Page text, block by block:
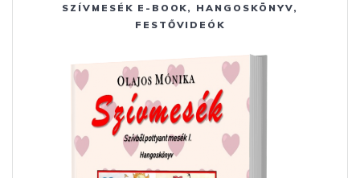
SZÍVMESÉK E-BOOK, HANGOSKÖNYV,
FESTŐVIDEÓK